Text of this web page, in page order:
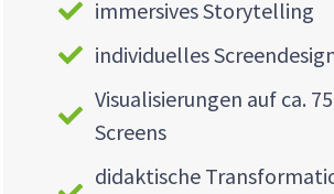
immersives Storytelling
individuelles
Visualisierungen auf ca.
Screens
didaktische